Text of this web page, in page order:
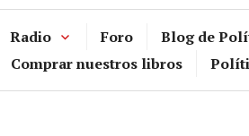
Radio Foro Blog de
Comprar nuestros libros